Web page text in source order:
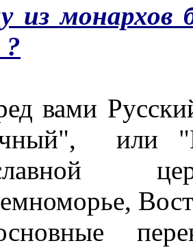
из монархов
вами
или